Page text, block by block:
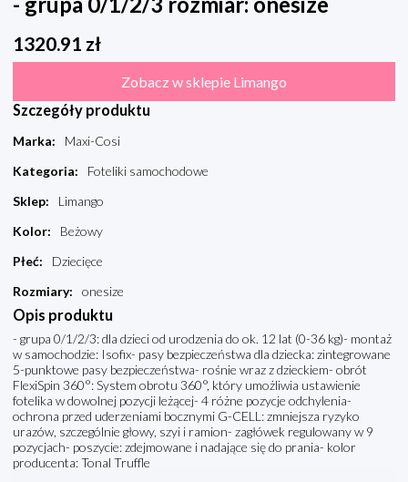
1320.91 zł
Zobacz w sklepie Limango
Szczegóły produktu
Marka:
Maxi-Cosi
Kategoria:
Foteliki samochodowe
Sklep:
Limango
Kolor:
Beżowy
Płeć:
Dziecięce
Rozmiary: onesize
Opis produktu
- grupa 0/1/2/3: dla dzieci od urodzenia do ok. 12 lat (0-36 kg)- montaż
w samochodzie: Isofix- pasy bezpieczeństwa dla dziecka: zintegrowane
5-punktowe pasy bezpieczeństwa- rośnie wraz z dzieckiem- obrót
FlexiSpin 360°: System obrotu 360°, który umożliwia ustawienie
fotelika w dowolnej pozycji leżącej- 4 różne pozycje odchylenia-
ochrona przed uderzeniami bocznymi G-CELL: zmniejsza ryzyko
urazów, szczególnie głowy, szyi i ramion- zagłówek regulowany w 9
pozycjach- poszycie: zdejmowane i nadające się do prania- kolor
producenta: Tonal Truffle